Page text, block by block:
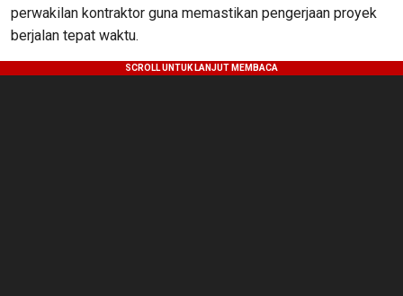
perwakilan kontraktor guna memastikan pengerjaan proyek
berjalan tepat waktu.